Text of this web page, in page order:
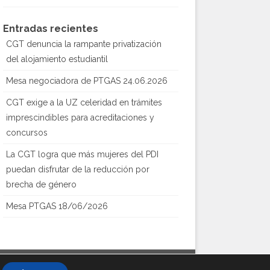
Entradas recientes
CGT denuncia la rampante privatización
del alojamiento estudiantil
Mesa negociadora de PTGAS 24.06.2026
CGT exige a la UZ celeridad en trámites
imprescindibles para acreditaciones y
concursos
La CGT logra que más mujeres del PDI
puedan disfrutar de la reducción por
brecha de género
Mesa PTGAS 18/06/2026